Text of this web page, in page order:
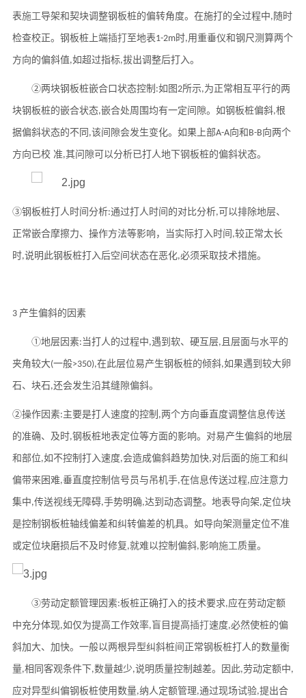
表施工导架和契块调整钢板桩的偏转角度。在施打的全过程中, 随时
检查校正。钢板桩上端插打 至地表1-2m时,用重垂仪和钢尺 测 算两个
方向的偏斜值,如超过指标,拔出调整后打 入。
②两块钢板桩嵌合口状态控制 :如图2所示,为正常相互平行的两
块钢板桩的嵌合状态,嵌合处周围均有一定间隙。如钢板桩偏斜,根
据偏斜状态的不同 ,该间隙会发生变化。如果上部A-A向和 B-B向两个
方向已校 准,其问隙可以分析已打人地下钢板桩的偏斜状态。
③钢板桩打人时间分析:通过打人时间的对比分析, 可以排除地层、
正常嵌合摩擦力、操作方法等影响，当实际打入时间 ,较正常太长
时,说明此钢板桩打 入后空间状态在恶化,必须采取技术措施。
3 产生偏斜的因素
①地层因素: 当打人的过程中,遇到软、硬互层, 且层面与水平的
夹角较大(一般>350),在此层位易产生钢板桩的倾斜,如果遇到较大卵
石、块石,还会发生沿其缝隙偏斜。
②操作因素:主要是打人速度的控制 ,两个方向垂直度调整信息传送
的准确、及时,钢板桩地表定位等方面的影响。对易产生偏斜的地层
和部位,如不控制打入速度,会造成偏斜趋势加快,对后面的施工和纠
偏带来困难,垂直度控制信号员与吊机手,在信息传送过程,应注意力
集中,传送视线无障碍,手势明确,达到动态调整。地表导向架,定位块
是控制钢板桩轴线偏差和纠转偏差的机具。如导向架测量定位不准
或定位块磨损后不及时修复 ,就难以控制偏斜,影响施工质量。
③劳动定额管理因素:板桩正确打入的技术要求,应在劳动定额
中充分体现,如仅为提高工作效率, 盲目提高插打 速度,必然使桩的偏
斜加大、加快。一般以两根异型纠斜桩间正常钢板桩打人的数量衡
量,相同客观条件下,数量越少,说明质量控制越差。因此,劳动定额中,
应对异型纠偏钢板桩使用数量,纳人定额管理,通过现场试验,提出合